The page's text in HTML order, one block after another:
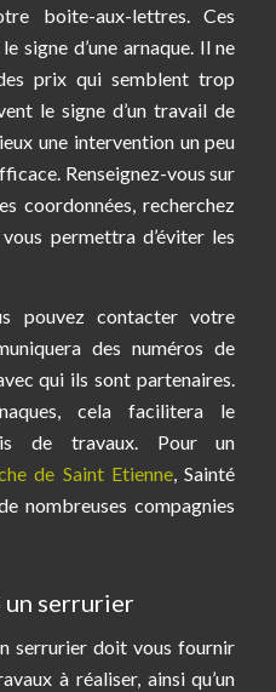
boite-aux-lettres. Ces
signe d’une arnaque. Il ne
prix qui semblent trop
le signe d’un travail de
une intervention un peu
Renseignez-vous sur
coordonnées, recherchez
permettra d’éviter les
pouvez contacter votre
des numéros de
qui ils sont partenaires.
cela facilitera le
de travaux. Pour un
de Saint Etienne , Sainté
nombreuses compagnies
un serrurier
serrurier doit vous fournir
à réaliser, ainsi qu’un